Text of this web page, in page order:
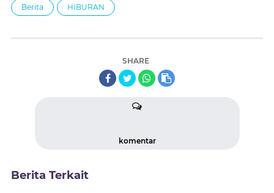
Berita HIBURAN
SHARE
komentar
Berita Terkait